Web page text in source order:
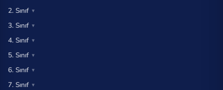
2. Sınıf
3. Sınıf
4. Sınıf
5. Sınıf
6. Sınıf
7. Sınıf